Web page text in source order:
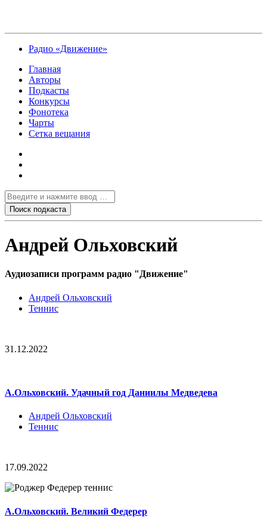
Радио «Движение»
Главная
Авторы
Подкасты
Конкурсы
Фонотека
Чарты
Сетка вещания
Андрей Ольховский
Аудиозаписи программ радио "Движение"
Андрей Ольховский
Теннис
31.12.2022
А.Ольховский. Удачный год Даниилы Медведева
Андрей Ольховский
Теннис
17.09.2022
А.Ольховский. Великий Федерер